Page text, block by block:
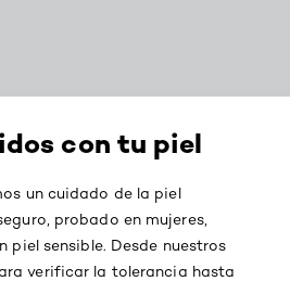
con tu piel
un cuidado de la piel
probado en mujeres,
piel sensible. Desde nuestros
verificar la tolerancia hasta